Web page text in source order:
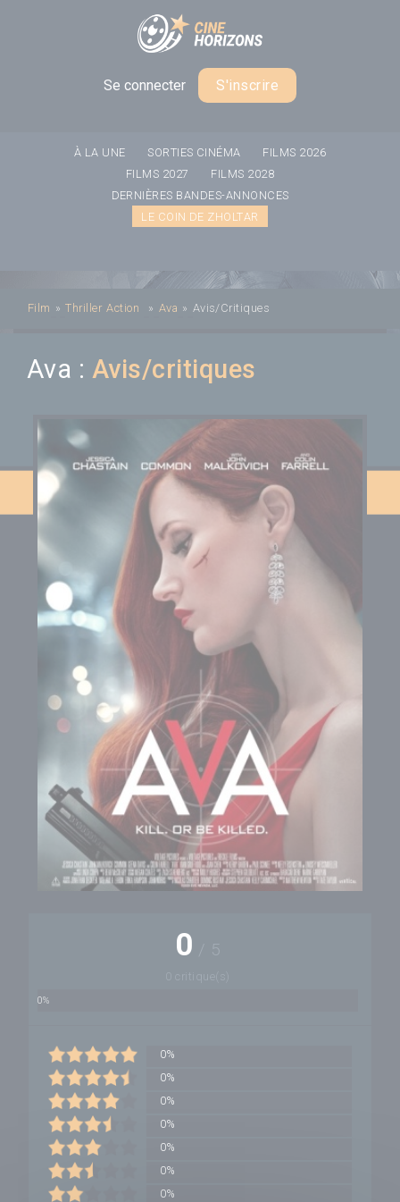
Se connecter S'inscrire
À LA UNE SORTIES CINÉMA
FILMS 2026
FILMS 2027
FILMS 2028
DERNIÈRES BANDES-ANNONCES
LE COIN DE ZHOLTAR
Film » Thriller Action » Ava » Avis/Critiques
Ava : Avis/critiques
0 / 5
0 critique(s)
0%
0%
0%
0%
0%
0%
0%
0%
Panneau de gestion des cookies